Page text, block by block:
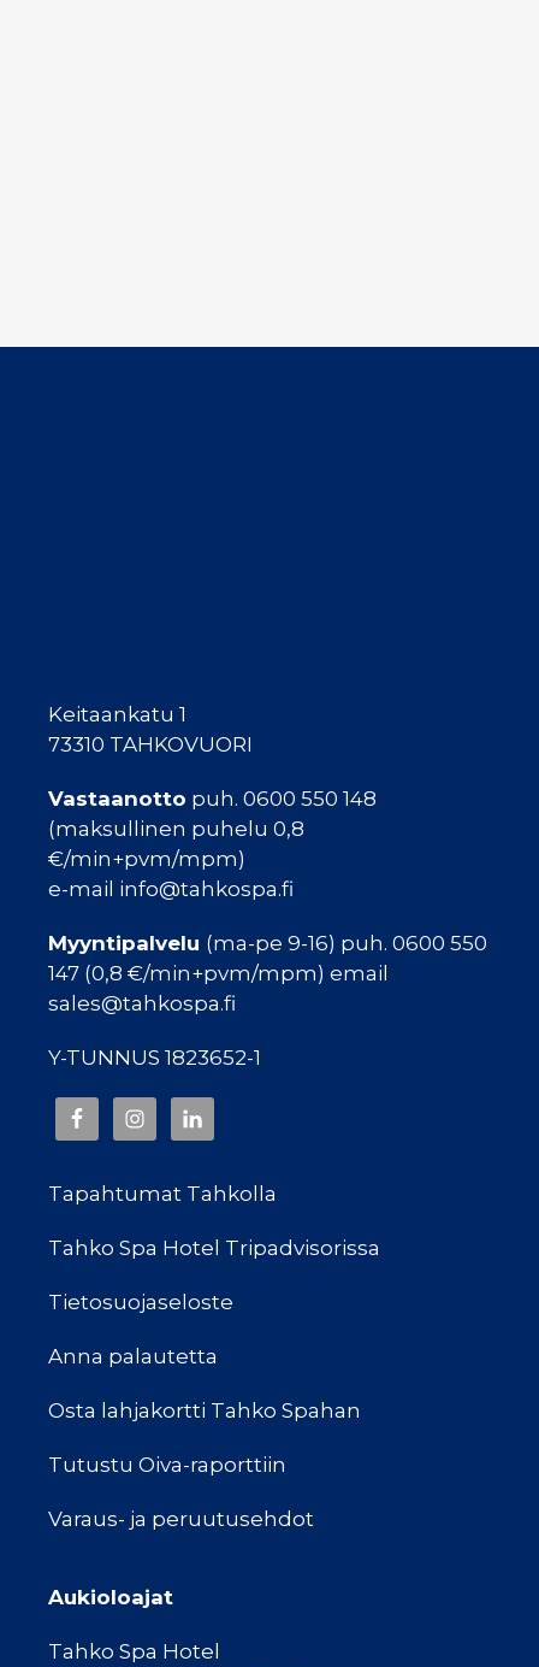
Keitaankatu 1
73310 TAHKOVUORI
Vastaanotto puh. 0600 550 148
(maksullinen puhelu 0,8
€/min+pvm/mpm)
e-mail info@tahkospa.fi
Myyntipalvelu (ma-pe 9-16) puh. 0600 550
147 (0,8 €/min+pvm/mpm) email
sales@tahkospa.fi
Y-TUNNUS 1823652-1
Tapahtumat Tahkolla
Tahko Spa Hotel Tripadvisorissa
Tietosuojaseloste
Anna palautetta
Osta lahjakortti Tahko Spahan
Tutustu Oiva-raporttiin
Varaus- ja peruutusehdot
Aukioloajat
Tahko Spa Hotel